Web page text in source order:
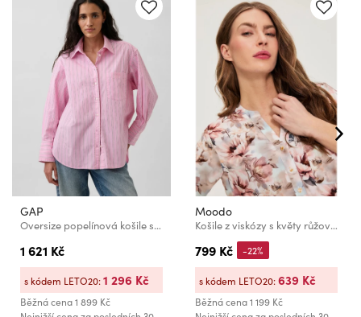
GAP
Oversize popelínová košile s logem Big Shirt GAP
1 621 Kč
Běžná cena1 899 Kč
s kódem LETO20:1 296 Kč
Moodo
Košile z viskózy s květy růžová Moodo
799 Kč
Běžná cena1 199 Kč
-22%
s kódem LETO20:639 Kč